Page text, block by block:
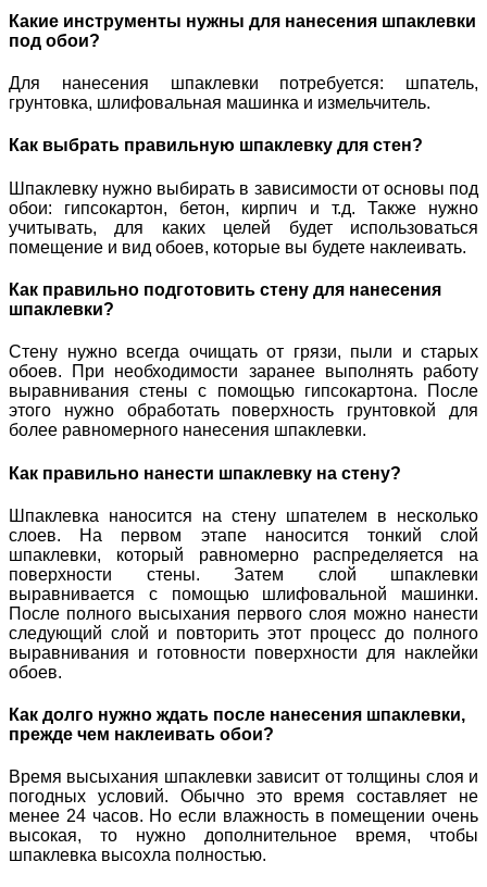
Какие инструменты нужны для нанесения шпаклевки
под обои?
Для нанесения шпаклевки потребуется: шпатель,
грунтовка, шлифовальная машинка и измельчитель.
Как выбрать правильную шпаклевку для стен?
Шпаклевку нужно выбирать в зависимости от основы под
обои: гипсокартон, бетон, кирпич и т.д. Также нужно
учитывать, для каких целей будет использоваться
помещение и вид обоев, которые вы будете наклеивать.
Как правильно подготовить стену для нанесения
шпаклевки?
Стену нужно всегда очищать от грязи, пыли и старых
обоев. При необходимости заранее выполнять работу
выравнивания стены с помощью гипсокартона. После
этого нужно обработать поверхность грунтовкой для
более равномерного нанесения шпаклевки.
Как правильно нанести шпаклевку на стену?
Шпаклевка наносится на стену шпателем в несколько
слоев. На первом этапе наносится тонкий слой
шпаклевки, который равномерно распределяется на
поверхности стены. Затем слой шпаклевки
выравнивается с помощью шлифовальной машинки.
После полного высыхания первого слоя можно нанести
следующий слой и повторить этот процесс до полного
выравнивания и готовности поверхности для наклейки
обоев.
Как долго нужно ждать после нанесения шпаклевки,
прежде чем наклеивать обои?
Время высыхания шпаклевки зависит от толщины слоя и
погодных условий. Обычно это время составляет не
менее 24 часов. Но если влажность в помещении очень
высокая, то нужно дополнительное время, чтобы
шпаклевка высохла полностью.